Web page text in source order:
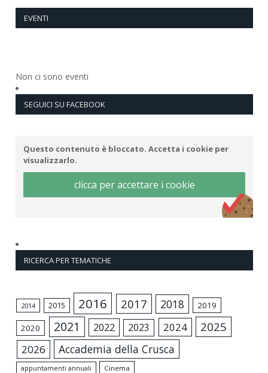
EVENTI
Non ci sono eventi
SEGUICI SU FACEBOOK
Questo contenuto è bloccato. Accetta i cookie per
visualizzarlo.
clicca per accettare i cookie
RICERCA PER TEMATICHE
2014 2015 2016 2017 2018 2019
2020 2021 2022 2023 2024 2025
2026 Accademia della Crusca
appuntamenti annuali
Cinema